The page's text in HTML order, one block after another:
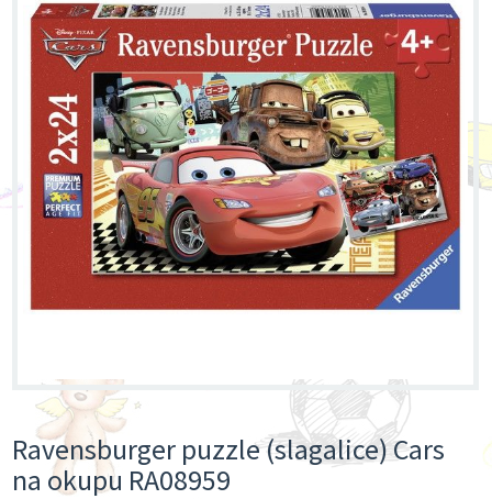
Ravensburger puzzle (slagalice) Cars
na okupu RA08959